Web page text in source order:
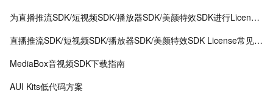
为直播推流SDK/短视频SDK/播放器SDK/美颜特效SDK进行License授权
直播推流SDK/短视频SDK/播放器SDK/美颜特效SDK License常见问题
MediaBox音视频SDK下载指南
AUI Kits低代码方案